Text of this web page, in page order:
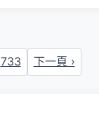
733 下一頁 ›